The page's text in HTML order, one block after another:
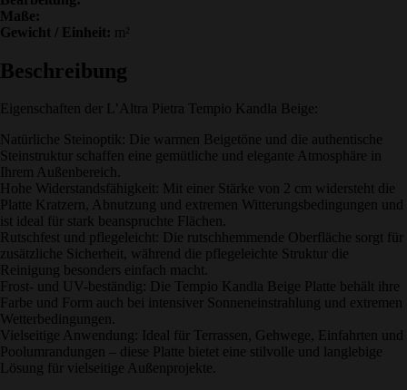
Maße:
Gewicht / Einheit: m²
Beschreibung
Eigenschaften der L’Altra Pietra Tempio Kandla Beige:
Natürliche Steinoptik: Die warmen Beigetöne und die authentische
Steinstruktur schaffen eine gemütliche und elegante Atmosphäre in
Ihrem Außenbereich.
Hohe Widerstandsfähigkeit: Mit einer Stärke von 2 cm widersteht die
Platte Kratzern, Abnutzung und extremen Witterungsbedingungen und
ist ideal für stark beanspruchte Flächen.
Rutschfest und pflegeleicht: Die rutschhemmende Oberfläche sorgt für
zusätzliche Sicherheit, während die pflegeleichte Struktur die
Reinigung besonders einfach macht.
Frost- und UV-beständig: Die Tempio Kandla Beige Platte behält ihre
Farbe und Form auch bei intensiver Sonneneinstrahlung und extremen
Wetterbedingungen.
Vielseitige Anwendung: Ideal für Terrassen, Gehwege, Einfahrten und
Poolumrandungen – diese Platte bietet eine stilvolle und langlebige
Lösung für vielseitige Außenprojekte.